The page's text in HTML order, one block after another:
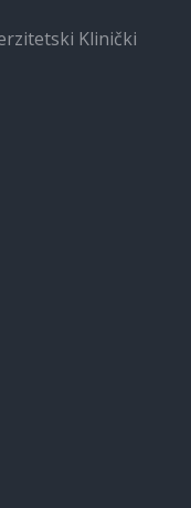
Klinički